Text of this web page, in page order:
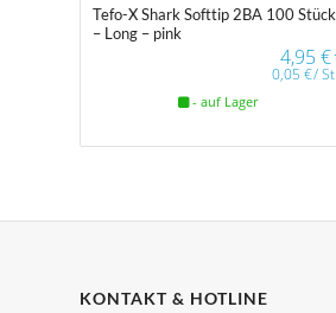
Tefo-X Shark Softtip 2BA 100 Stück
– Long – pink
4,95€
0,05€/
- auf Lager
KONTAKT & HOTLINE